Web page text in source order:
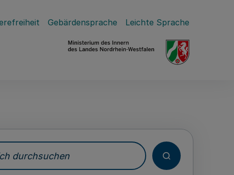
Gebärdensprache Leichte Sprache